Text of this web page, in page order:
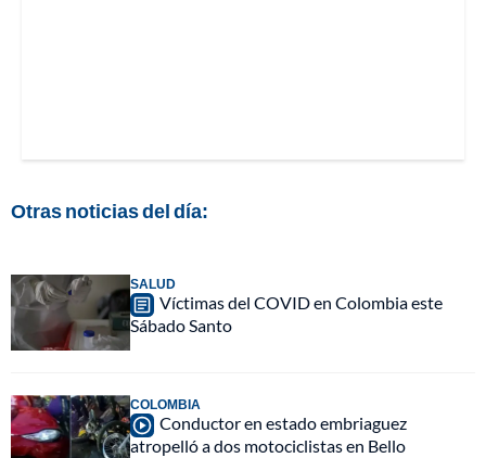
Otras noticias del día:
SALUD
Víctimas del COVID en Colombia este
Sábado Santo
COLOMBIA
Conductor en estado embriaguez
atropelló a dos motociclistas en Bello